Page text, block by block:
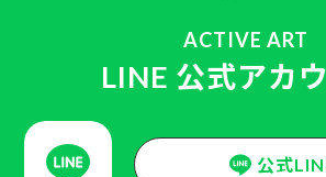
ACTIVE ART
LINE 公式アカ
公式